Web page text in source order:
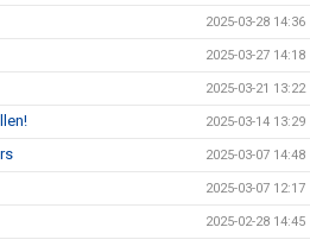
2025-03-28 14:36
2025-03-27 14:18
2025-03-21 13:22
2025-03-14 13:29
2025-03-07 14:48
2025-03-07 12:17
2025-02-28 14:45